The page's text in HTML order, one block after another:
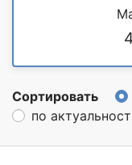
Сортировать
по